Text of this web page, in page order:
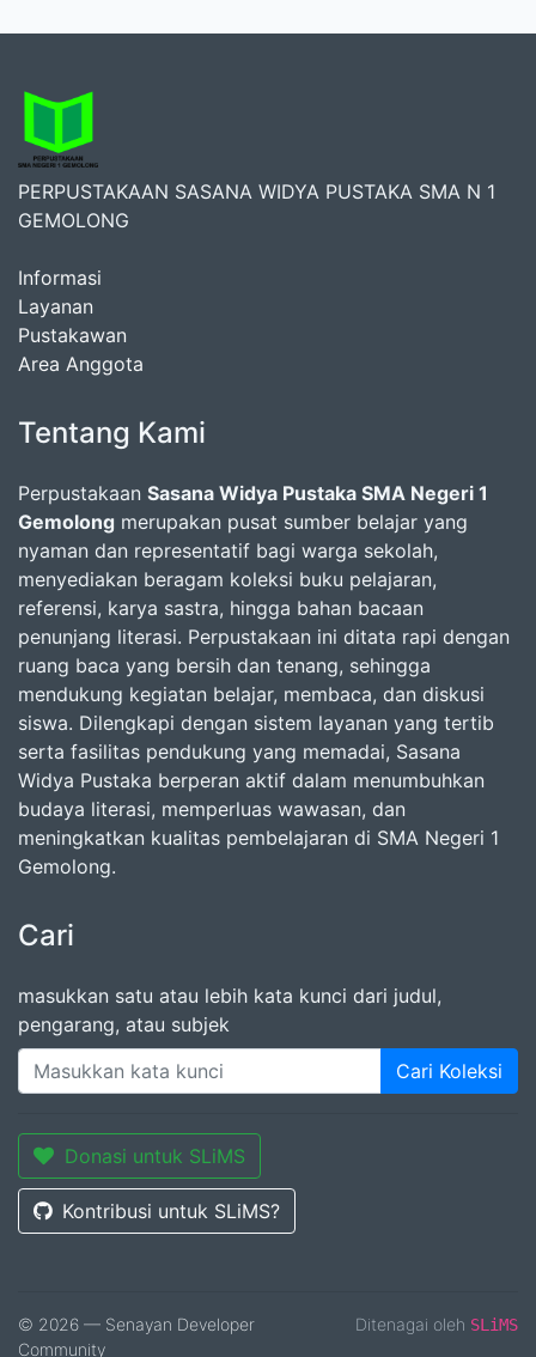
PERPUSTAKAAN SASANA WIDYA PUSTAKA SMA N 1
GEMOLONG
Informasi
Layanan
Pustakawan
Area Anggota
Tentang Kami
Perpustakaan Sasana Widya Pustaka SMA Negeri 1
Gemolong merupakan pusat sumber belajar yang
nyaman dan representatif bagi warga sekolah,
menyediakan beragam koleksi buku pelajaran,
referensi, karya sastra, hingga bahan bacaan
penunjang literasi. Perpustakaan ini ditata rapi dengan
ruang baca yang bersih dan tenang, sehingga
mendukung kegiatan belajar, membaca, dan diskusi
siswa. Dilengkapi dengan sistem layanan yang tertib
serta fasilitas pendukung yang memadai, Sasana
Widya Pustaka berperan aktif dalam menumbuhkan
budaya literasi, memperluas wawasan, dan
meningkatkan kualitas pembelajaran di SMA Negeri 1
Gemolong.
Cari
masukkan satu atau lebih kata kunci dari judul,
pengarang, atau subjek
Cari Koleksi
Donasi untuk SLiMS
Kontribusi untuk SLiMS?
© 2026 — Senayan Developer
Community
Ditenagai oleh SLiMS